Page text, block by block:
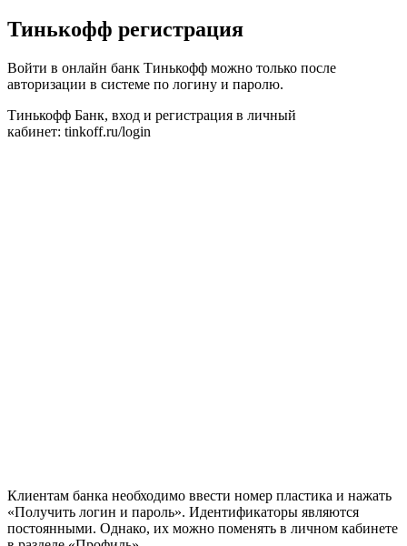
Тинькофф регистрация
Войти в онлайн банк Тинькофф можно только после
авторизации в системе по логину и паролю.
Тинькофф Банк, вход и регистрация в личный
кабинет: tinkoff.ru/login
Клиентам банка необходимо ввести номер пластика и нажать
«Получить логин и пароль». Идентификаторы являются
постоянными. Однако, их можно поменять в личном кабинете